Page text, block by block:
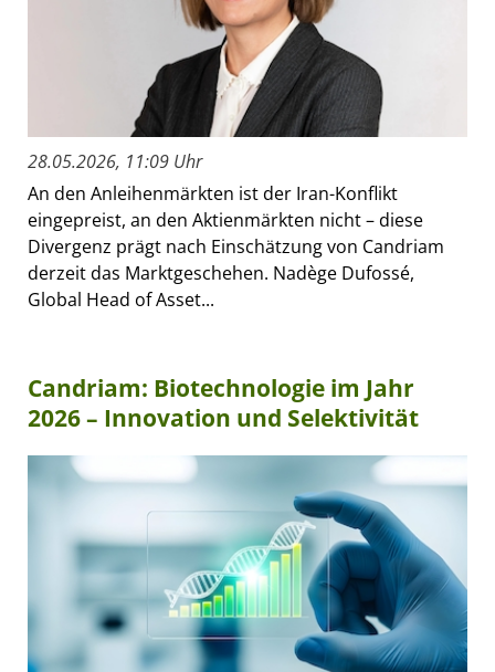
28.05.2026, 11:09 Uhr
An den Anleihenmärkten ist der Iran-Konflikt
eingepreist, an den Aktienmärkten nicht – diese
Divergenz prägt nach Einschätzung von Candriam
derzeit das Marktgeschehen. Nadège Dufossé,
Global Head of Asset...
Candriam: Biotechnologie im Jahr
2026 – Innovation und Selektivität